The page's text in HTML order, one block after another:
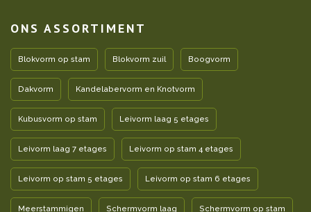
ONS ASSORTIMENT
Blokvorm op stam Blokvorm zuil Boogvorm
Dakvorm Kandelabervorm en Knotvorm
Kubusvorm op stam Leivorm laag 5 etages
Leivorm laag 7 etages Leivorm op stam 4 etages
Leivorm op stam 5 etages Leivorm op stam 6 etages
Meerstammigen Schermvorm laag Schermvorm op stam